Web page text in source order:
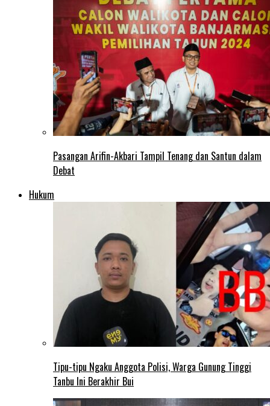
Pasangan Arifin-Akbari Tampil Tenang dan Santun dalam
Debat
Hukum
Tipu-tipu Ngaku Anggota Polisi, Warga Gunung Tinggi
Tanbu Ini Berakhir Bui